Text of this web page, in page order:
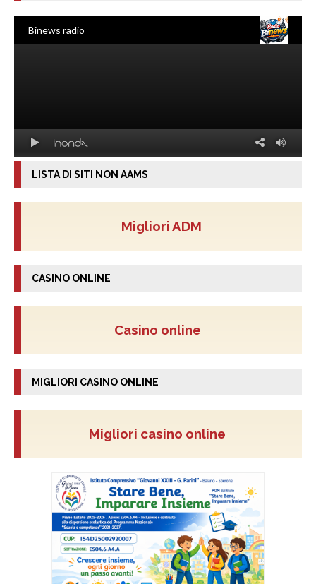
LISTA DI SITI NON AAMS
Migliori ADM
CASINO ONLINE
Casino online
MIGLIORI CASINO ONLINE
Migliori casino online